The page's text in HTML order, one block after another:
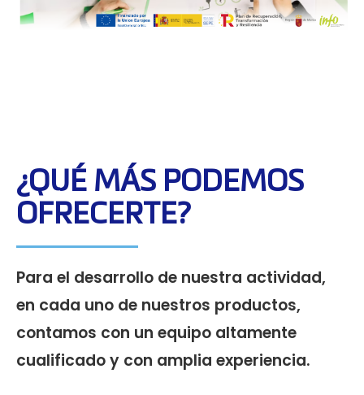
¿QUÉ MÁS PODEMOS
OFRECERTE?
Para el desarrollo de nuestra actividad,
en cada uno de nuestros productos,
contamos con un equipo altamente
cualificado y con amplia experiencia.